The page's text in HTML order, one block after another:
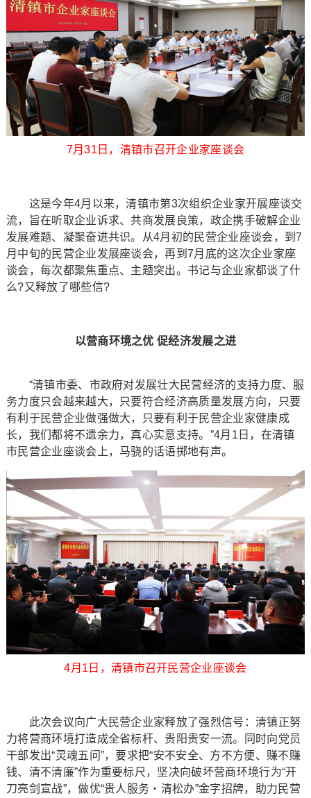
7月31日，清镇市召开企业家座谈会
这是今年4月以来，清镇市第3次组织企业家开展座谈交
流，旨在听取企业诉求、共商发展良策，政企携手破解企业
发展难题、凝聚奋进共识。从4月初的民营企业座谈会，到7
月中旬的民营企业发展座谈会，再到7月底的这次企业家座
谈会，每次都聚焦重点、主题突出。书记与企业家都谈了什
么?又释放了哪些信?
以营商环境之优 促经济发展之进
“清镇市委、市政府对发展壮大民营经济的支持力度、服
务力度只会越来越大，只要符合经济高质量发展方向，只要
有利于民营企业做强做大，只要有利于民营企业家健康成
长，我们都将不遗余力，真心实意支持。”4月1日，在清镇
市民营企业座谈会上，马骁的话语掷地有声。
4月1日，清镇市召开民营企业座谈会
此次会议向广大民营企业家释放了强烈信号：清镇正努
力将营商环境打造成全省标杆、贵阳贵安一流。同时向党员
干部发出“灵魂五问”，要求把“安不安全、方不方便、赚不赚
钱、清不清廉”作为重要标尺，坚决向破坏营商环境行为“开
刀亮剑宣战”，做优“贵人服务・清松办”金字招牌，助力民营